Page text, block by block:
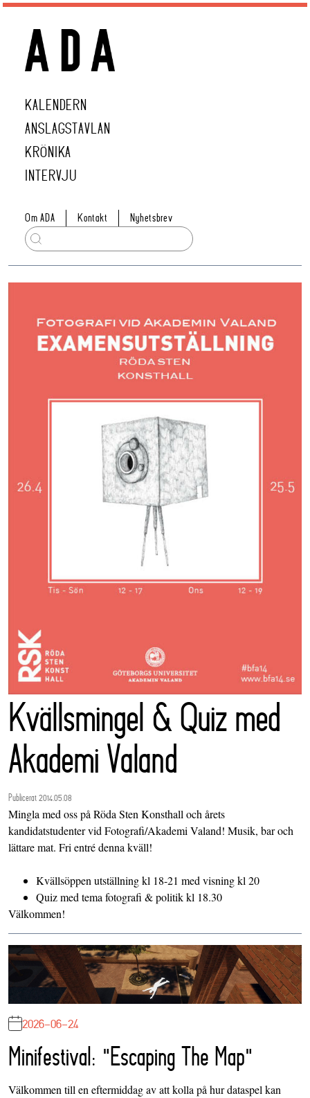
KALENDERN
ANSLAGSTAVLAN
KRÖNIKA
INTERVJU
Om ADA Kontakt Nyhetsbrev
Kvällsmingel & Quiz med
Akademi Valand
Publicerat 2014.05.08
Mingla med oss på Röda Sten Konsthall och årets
kandidatstudenter vid Fotografi/Akademi Valand! Musik, bar och
lättare mat. Fri entré denna kväll!
Kvällsöppen utställning kl 18-21 med visning kl 20
Quiz med tema fotografi & politik kl 18.30
Välkommen!
2026-06-24
Minifestival: "Escaping The Map"
Välkommen till en eftermiddag av att kolla på hur dataspel kan